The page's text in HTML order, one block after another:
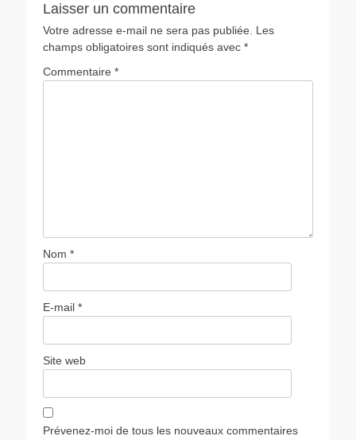
Laisser un commentaire
Votre adresse e-mail ne sera pas publiée.
Les
champs obligatoires sont indiqués avec *
Commentaire *
Nom *
E-mail *
Site web
Prévenez-moi de tous les nouveaux commentaires